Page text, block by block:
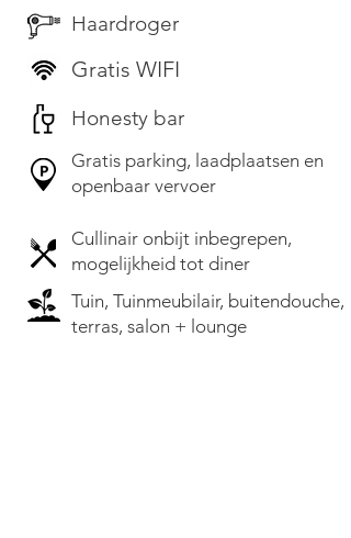
Haardroger
Gratis WIFI
Honesty bar
Gratis parking, laadplaatsen en
openbaar vervoer
Cullinair onbijt inbegrepen,
mogelijkheid tot diner
Tuin, Tuinmeubilair, buitendouche,
terras, salon + lounge